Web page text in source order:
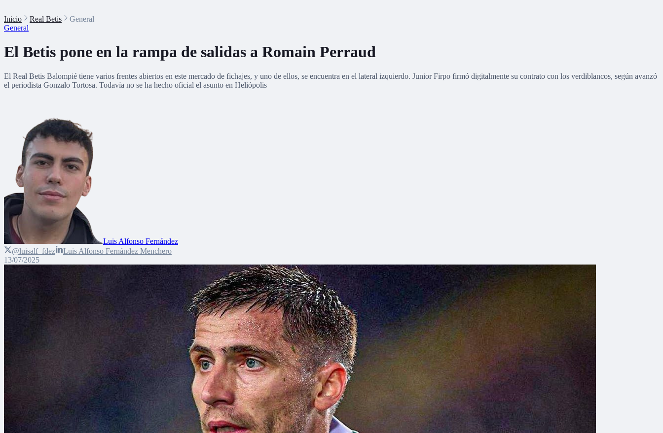
Inicio Real Betis
General
General
El Betis pone en la rampa de salidas a Romain Perraud
El Real Betis Balompié tiene varios frentes abiertos en este mercado de fichajes, y uno de ellos, se encuentra en el lateral izquierdo. Junior Firpo firmó digitalmente su contrato con los verdiblancos, según avanzó
el periodista Gonzalo Tortosa. Todavía no se ha hecho oficial el asunto en Heliópolis
Luis Alfonso Fernández
@luisalf_fdez
Luis Alfonso Fernández Menchero
13/07/2025